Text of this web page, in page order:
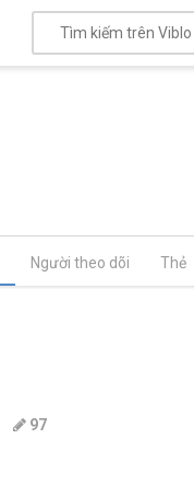
Người theo dõi Thẻ
97